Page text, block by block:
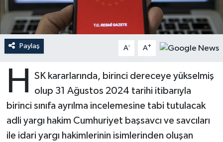
Paylaş A- A+
H
SK kararlarında, birinci dereceye yükselmiş
olup 31 Ağustos 2024 tarihi itibarıyla
birinci sınıfa ayrılma incelemesine tabi tutulacak
adli yargı hakim Cumhuriyet başsavcı ve savcıları
ile idari yargı hakimlerinin isimlerinden oluşan
Bartın Müftülüğü
Batman Müftülüğü
Bingöl Müftülüğü
Bitlis Müftülüğü
Ramazan
Sahabeler
DEPREM
Dünya
Aile
Sağlık